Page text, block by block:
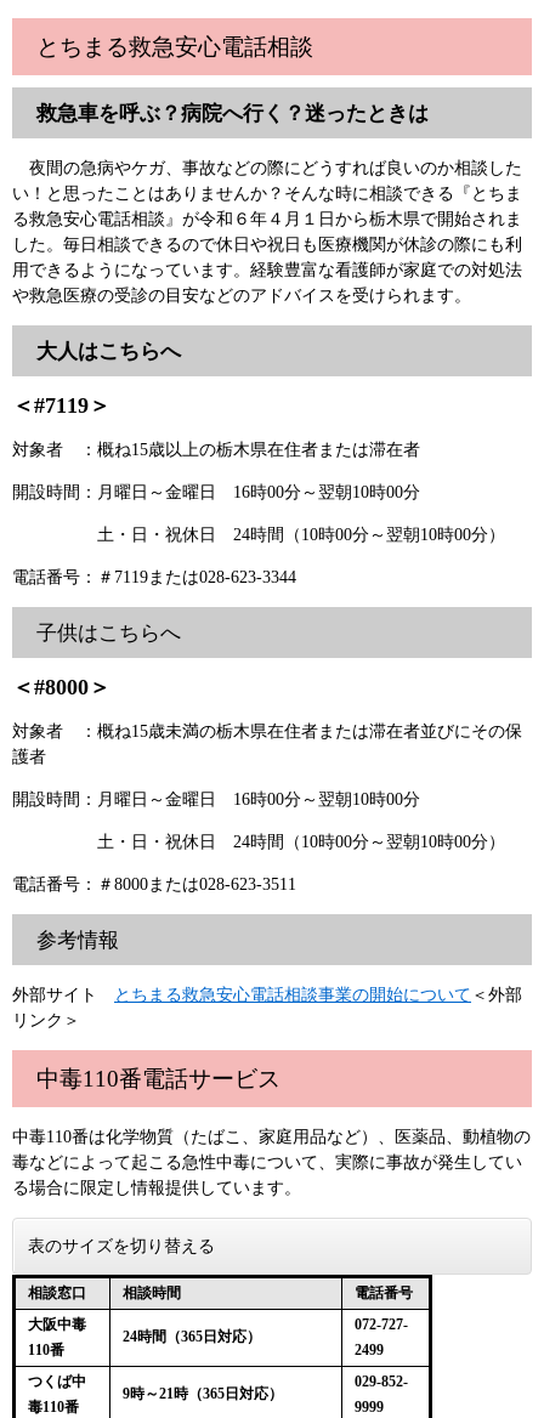
とちまる救急安心電話相談
救急車を呼ぶ？病院へ行く？迷ったときは
夜間の急病やケガ、事故などの際にどうすれば良いのか相談した
い！と思ったことはありませんか？そんな時に相談できる『とちま
る救急安心電話相談』が令和６年４月１日から栃木県で開始されま
した。毎日相談できるので休日や祝日も医療機関が休診の際にも利
用できるようになっています。経験豊富な看護師が家庭での対処法
や救急医療の受診の目安などのアドバイスを受けられます。
大人はこちらへ
＜#7119＞
対象者 ：概ね15歳以上の栃木県在住者または滞在者
開設時間：月曜日～金曜日 16時00分～翌朝10時00分
土・日・祝休日 24時間（10時00分～翌朝10時00分）
電話番号：＃7119または028-623-3344
子供はこちらへ
＜#8000＞
対象者 ：概ね15歳未満の栃木県在住者または滞在者並びにその保
護者
開設時間：月曜日～金曜日 16時00分～翌朝10時00分
土・日・祝休日 24時間（10時00分～翌朝10時00分）
電話番号：＃8000または028-623-3511
参考情報
外部サイト とちまる救急安心電話相談事業の開始について ＜外部
リンク＞
中毒110番電話サービス
中毒110番は化学物質（たばこ、家庭用品など）、医薬品、動植物の
毒などによって起こる急性中毒について、実際に事故が発生してい
る場合に限定し情報提供しています。
表のサイズを切り替える
相談窓口 相談時間
電話番号
大阪中毒
110番
24時間（365日対応）
072-727-
2499
つくば中
毒110番
9時～21時（365日対応）
029-852-
9999